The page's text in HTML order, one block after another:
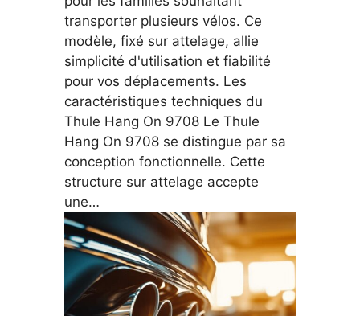
transporter plusieurs vélos. Ce
modèle, fixé sur attelage, allie
simplicité d'utilisation et fiabilité
pour vos déplacements. Les
caractéristiques techniques du
Thule Hang On 9708 Le Thule
Hang On 9708 se distingue par sa
conception fonctionnelle. Cette
structure sur attelage accepte
une…